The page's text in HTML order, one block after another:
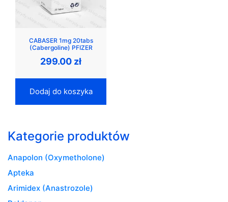
CABASER 1mg 20tabs
(Cabergoline) PFIZER
299.00 zł
Dodaj do koszyka
Kategorie produktów
Anapolon (Oxymetholone)
Apteka
Arimidex (Anastrozole)